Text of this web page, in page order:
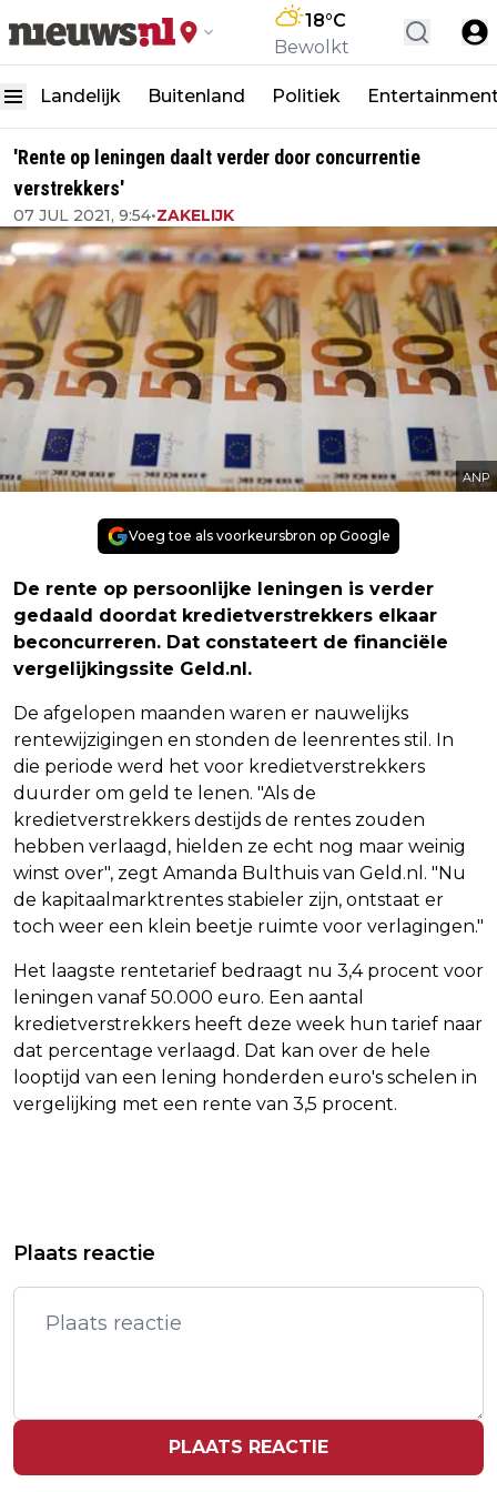
18°C
Bewolkt
Landelijk Buitenland Politiek
'Rente op leningen daalt verder door concurrentie
verstrekkers'
07 JUL 2021, 9:54•ZAKELIJK
ANP
Voeg toe als voorkeursbron op Google
De rente op persoonlijke leningen is verder
gedaald doordat kredietverstrekkers elkaar
beconcurreren. Dat constateert de financiële
vergelijkingssite Geld.nl.
De afgelopen maanden waren er nauwelijks
rentewijzigingen en stonden de leenrentes stil. In
die periode werd het voor kredietverstrekkers
duurder om geld te lenen. "Als de
kredietverstrekkers destijds de rentes zouden
hebben verlaagd, hielden ze echt nog maar weinig
winst over", zegt Amanda Bulthuis van Geld.nl. "Nu
de kapitaalmarktrentes stabieler zijn, ontstaat er
toch weer een klein beetje ruimte voor verlagingen."
Het laagste rentetarief bedraagt nu 3,4 procent voor
leningen vanaf 50.000 euro. Een aantal
kredietverstrekkers heeft deze week hun tarief naar
dat percentage verlaagd. Dat kan over de hele
looptijd van een lening honderden euro's schelen in
vergelijking met een rente van 3,5 procent.
AAN KLEINE WINST
BURGEMEESTER ANTWERPEN
'AANGESLAGEN' DOOR NEERSCHIETEN
DE VRIES
Plaats reactie
PLAATS REACTIE